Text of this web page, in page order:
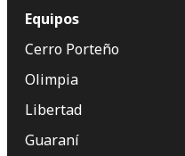
Equipos
Cerro Porteño
Olimpia
Libertad
Guaraní